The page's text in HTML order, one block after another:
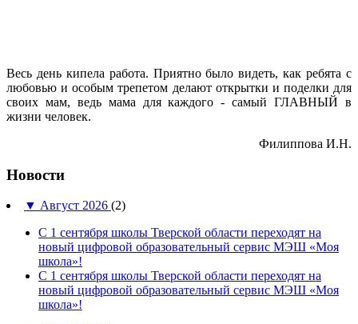
Весь день кипела работа. Приятно было видеть, как ребята с
любовью и особым трепетом делают открытки и поделки для
своих мам, ведь мама для каждого - самый ГЛАВНЫЙ в
жизни человек.
Филиппова И.Н.
Новости
▼ Август 2026 (2)
С 1 сентября школы Тверской области переходят на
новый цифровой образовательный сервис МЭШ «Моя
школа»!
С 1 сентября школы Тверской области переходят на
новый цифровой образовательный сервис МЭШ «Моя
школа»!